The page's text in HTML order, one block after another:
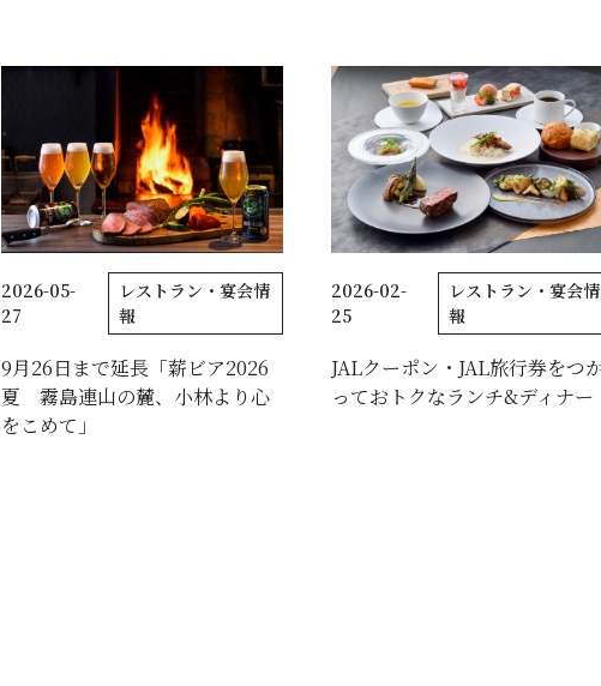
特定商取引法に基づく表記
2026-05-
27
レストラン・宴会情
報
9月26日まで延長「薪ビア2026
夏 霧島連山の麓、小林より心
をこめて」
2026-02-
25
レストラン・宴会情
報
JALクーポン・JAL旅行券をつ
っておトクなランチ&ディナー